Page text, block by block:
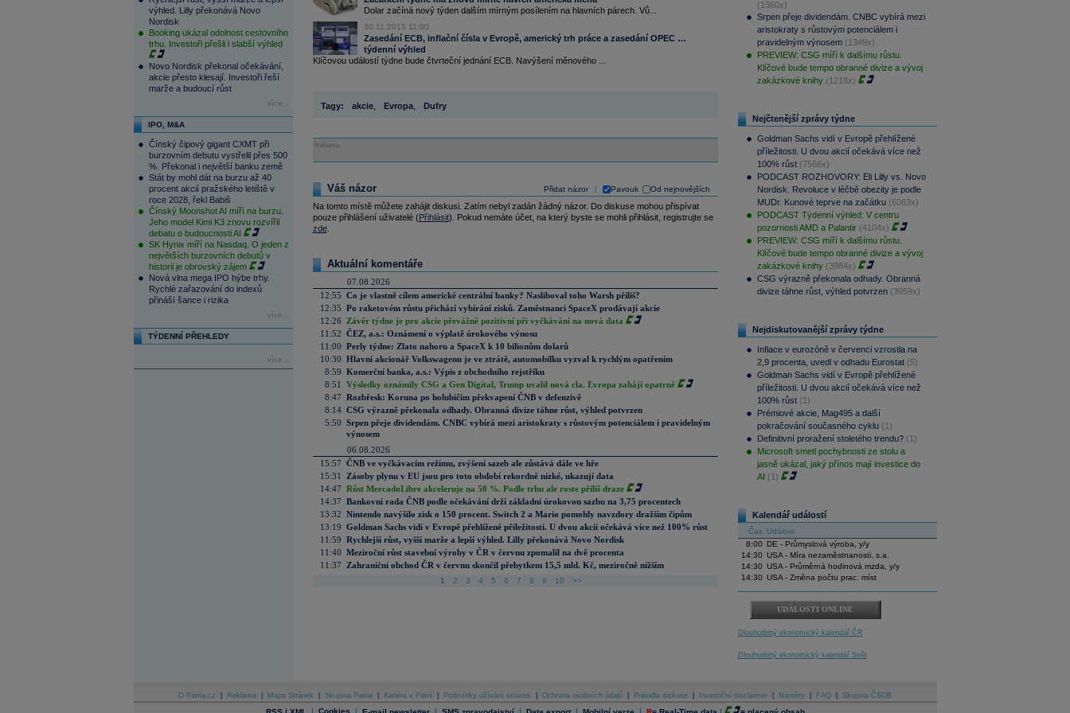
výhled. Lilly překonává Novo
Nordisk
Booking ukázal odolnost cestovního
trhu. Investoři přešli i slabší výhled
Novo Nordisk překonal očekávání,
akcie přesto klesají. Investoři řeší
marže a budoucí růst
více...
IPO, M&A
Čínský čipový gigant CXMT při
burzovním debutu vystřelil přes 500
%. Překonal i největší banku země
Stát by mohl dát na burzu až 40
procent akcií pražského letiště v
roce 2028, řekl Babiš
Čínský Moonshot AI míří na burzu.
Jeho model Kimi K3 znovu rozvířil
debatu o budoucnosti AI
SK Hynix míří na Nasdaq. O jeden z
největších burzovních debutů v
historii je obrovský zájem
Nová vlna mega IPO hýbe trhy.
Rychlé zařazování do indexů
přináší šance i rizika
více...
TÝDENNÍ PŘEHLEDY
více...
Dolar začíná nový týden dalším mírným posílením na hlavních párech. Vů...
30.11.2015 11:00
Zasedání ECB, inflační čísla v Evropě, americký trh práce a zasedání OPEC …
týdenní výhled
Klíčovou událostí týdne bude čtvrteční jednání ECB. Navýšení měnového ...
Tagy: akcie, Evropa, Dufry
Reklama
Přidat názor Pavouk Od nejnovějších
Váš názor
Na tomto místě můžete zahájit diskusi. Zatím nebyl zadán žádný názor. Do diskuse mohou přispívat
pouze přihlášení uživatelé (Přihlásit). Pokud nemáte účet, na který byste se mohli přihlásit, registrujte se
zde.
Aktuální komentáře
07.08.2026
12:55 Co je vlastně cílem americké centrální banky? Nasliboval toho Warsh příliš?
12:35 Po raketovém růstu přichází vybírání zisků. Zaměstnanci SpaceX prodávají akcie
12:26
Závěr týdne je pro akcie převážně pozitivní při vyčkávání na nová data
11:52 ČEZ, a.s.: Oznámení o výplatě úrokového výnosu
11:00 Perly týdne: Zlato nahoru a SpaceX k 10 bilionům dolarů
10:30 Hlavní akcionář Volkswagenu je ve ztrátě, automobilku vyzval k rychlým opatřením
8:59 Komerční banka, a.s.: Výpis z obchodního rejstříku
8:51
Výsledky oznámily CSG a Gen Digital, Trump uvalil nová cla. Evropa zahájí opatrně
8:47 Rozbřesk: Koruna po holubičím překvapení ČNB v defenzivě
8:14 CSG výrazně překonala odhady. Obranná divize táhne růst, výhled potvrzen
5:50 Srpen přeje dividendám. CNBC vybírá mezi aristokraty s růstovým potenciálem i pravidelným
výnosem
06.08.2026
15:57 ČNB ve vyčkávacím režimu, zvýšení sazeb ale zůstává dále ve hře
15:31
Zásoby plynu v EU jsou pro toto období rekordně nízké, ukazují data
14:47 Růst MercadoLibre akceleruje na 50 %. Podle trhu ale roste příliš draze
14:37 Bankovní rada ČNB podle očekávání drží základní úrokovou sazbu na 3,75 procentech
13:32 Nintendo navýšilo zisk o 150 procent. Switch 2 a Mario pomohly navzdory dražším čipům
13:19 Goldman Sachs vidí v Evropě přehlížené příležitosti. U dvou akcií očekává více než 100% růst
11:59 Rychlejší růst, vyšší marže a lepší výhled. Lilly překonává Novo Nordisk
11:40 Meziroční růst stavební výroby v ČR v červnu zpomalil na dvě procenta
11:37
Zahraniční obchod ČR v červnu skončil přebytkem 15,5 mld. Kč, meziročně nižším
1 2 3 4 5 6 7 8 9 10 >>
(1360x)
Srpen přeje dividendám. CNBC vybírá mezi
aristokraty s růstovým potenciálem i
pravidelným výnosem (1349x)
PREVIEW: CSG míří k dalšímu růstu.
Klíčové bude tempo obranné divize a vývoj
zakázkové knihy (1218x)
Nejčtenější zprávy týdne
Goldman Sachs vidí v Evropě přehlížené
příležitosti. U dvou akcií očekává více než
100% růst (7566x)
PODCAST ROZHOVORY: Eli Lilly vs. Novo
Nordisk. Revoluce v léčbě obezity je podle
MUDr. Kunové teprve na začátku (6063x)
PODCAST Týdenní výhled: V centru
pozornosti AMD a Palantir (4104x)
PREVIEW: CSG míří k dalšímu růstu.
Klíčové bude tempo obranné divize a vývoj
zakázkové knihy (3984x)
CSG výrazně překonala odhady. Obranná
divize táhne růst, výhled potvrzen (3959x)
Nejdiskutovanější zprávy týdne
Inflace v eurozóně v červenci vzrostla na
2,9 procenta, uvedl v odhadu Eurostat (5)
Goldman Sachs vidí v Evropě přehlížené
příležitosti. U dvou akcií očekává více než
100% růst (1)
Prémiové akcie, Mag495 a další
pokračování současného cyklu (1)
Definitivní proražení stoletého trendu? (1)
Microsoft smetl pochybnosti ze stolu a
jasně ukázal, jaký přínos mají investice do
AI (1)
Kalendář událostí
Čas Událost
8:00
DE - Průmyslová výroba, y/y
14:30 USA - Míra nezaměstnanosti, s.a.
14:30 USA - Průměrná hodinová mzda, y/y
14:30 USA - Změna počtu prac. míst
UDÁLOSTI ONLINE
Dlouhodobý ekonomický kalendář ČR
Dlouhodobý ekonomický kalendář Svět
O Patria.cz Reklama Mapa Stránek Skupina Patria Kariéra v Patrii Podmínky užívání stránek Ochrana osobních údajů Pravidla diskuse Investiční disclaimer Náměty FAQ Skupina ČSOB
| Cookies | | | | |